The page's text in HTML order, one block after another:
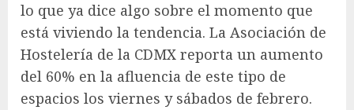
lo que ya dice algo sobre el momento que
está viviendo la tendencia. La Asociación de
Hostelería de la CDMX reporta un aumento
del 60% en la afluencia de este tipo de
espacios los viernes y sábados de febrero.